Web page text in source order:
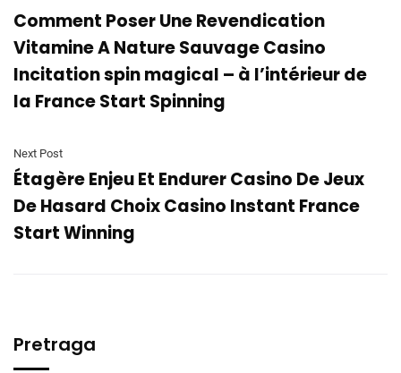
Comment Poser Une Revendication
Vitamine A Nature Sauvage Casino
Incitation spin magical – à l’intérieur de
la France Start Spinning
Next Post
Étagère Enjeu Et Endurer Casino De Jeux
De Hasard Choix Casino Instant France
Start Winning
Pretraga